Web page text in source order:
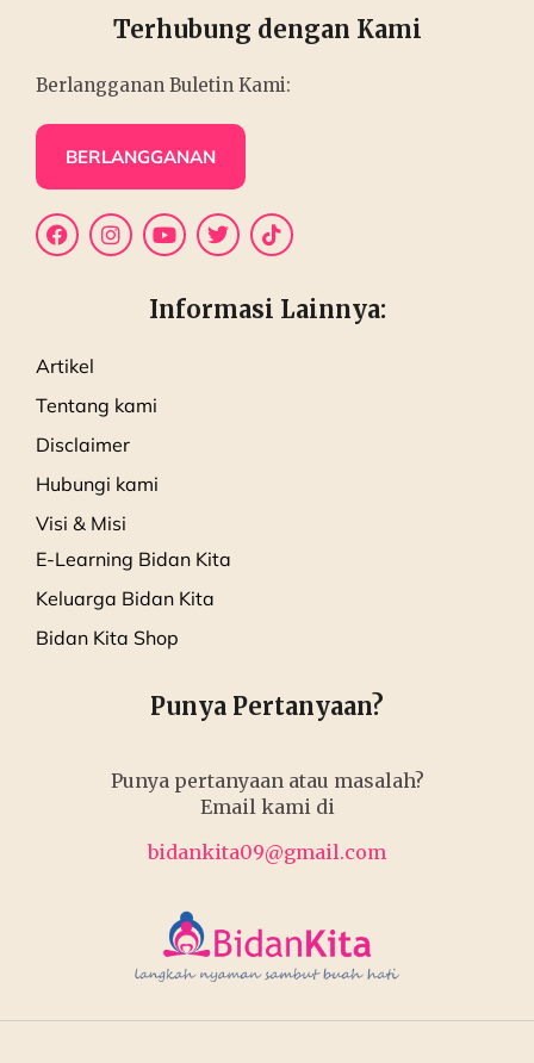
Terhubung dengan Kami
Berlangganan Buletin Kami:
BERLANGGANAN
Informasi Lainnya:
Artikel
Tentang kami
Disclaimer
Hubungi kami
Visi & Misi
E-Learning Bidan Kita
Keluarga Bidan Kita
Bidan Kita Shop
Punya Pertanyaan?
Punya pertanyaan atau masalah?
Email kami di
bidankita09@gmail.com